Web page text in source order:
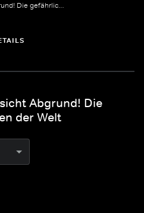
Vorsicht Abgrund! Die gefährlichsten Straßen der Welt
Abgrund! Die
der Welt